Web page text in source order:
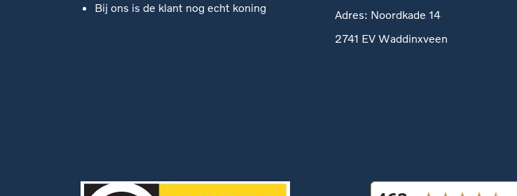
Bij ons is de klant nog echt koning
Adres: Noordkade 14
2741 EV Waddinxveen